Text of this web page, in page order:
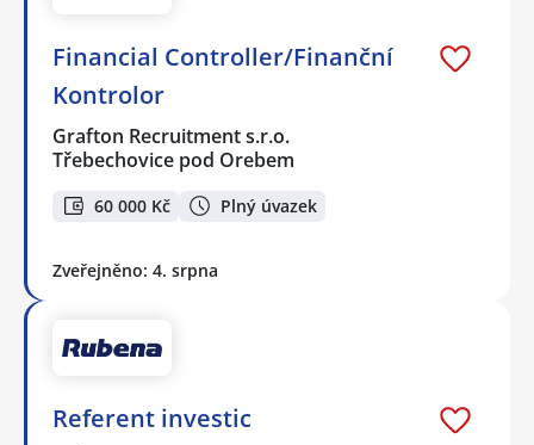
Financial Controller/Finanční
Kontrolor
Grafton Recruitment s.r.o.
Třebechovice pod Orebem
60 000 Kč Plný úvazek
Zveřejněno: 4. srpna
Referent investic